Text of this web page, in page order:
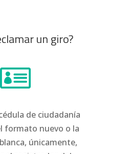
un giro?

de ciudadanía
formato nuevo o la
únicamente,